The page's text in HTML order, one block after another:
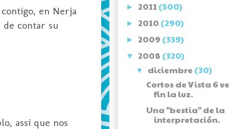
en Nerja
de contar su
assi que nos
► 2011 (500)
► 2010 (290)
► 2009 (339)
▼ 2008 (320)
▼ diciembre (30)
Cortos de Vista 6
fin la luz.
Una "bestia" de la
interpretación.